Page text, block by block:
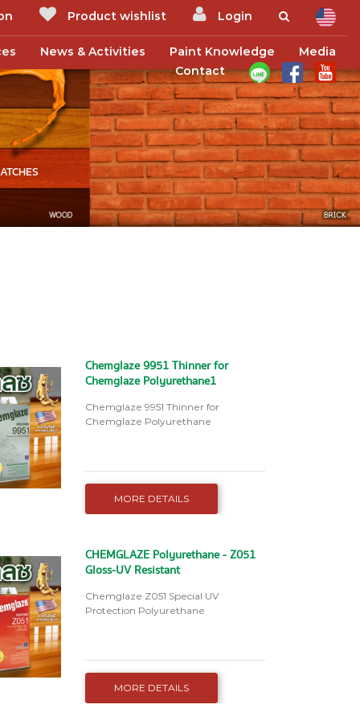
Product wishlist Login
News & Activities Paint Knowledge
Media
Contact
Chemglaze 9951 Thinner for
Chemglaze Polyurethane1
Chemglaze 9951 Thinner for
Chemglaze Polyurethane
MORE DETAILS
CHEMGLAZE Polyurethane - Z051
Gloss-UV Resistant
Chemglaze Z051 Special UV
Protection Polyurethane
MORE DETAILS